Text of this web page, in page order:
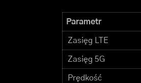
Parametr
Zasięg LTE
Zasięg 5G
Prędkość